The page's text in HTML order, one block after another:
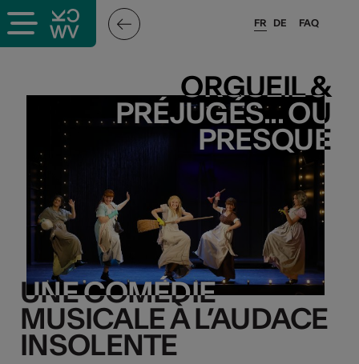
FAQ
FR DE
ORGUEIL &
PRÉJUGÉS... OU
PRESQUE
UNE COMÉDIE
MUSICALE À L’AUDACE
INSOLENTE
ORGUEIL &
PRÉJUGÉS... OU
PRESQUE
UNE COMÉDIE
MUSICALE À L’AUDACE
INSOLENTE